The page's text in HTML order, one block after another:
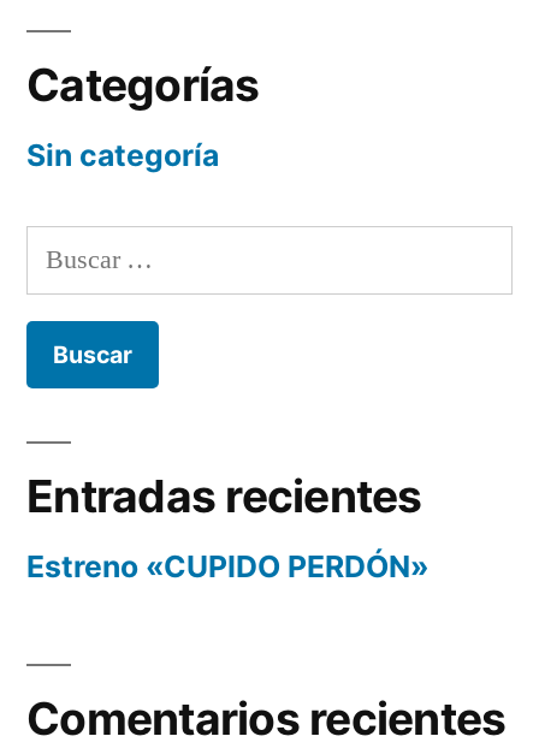
Categorías
Sin categoría
Buscar:
Entradas recientes
Estreno «CUPIDO PERDÓN»
Comentarios recientes